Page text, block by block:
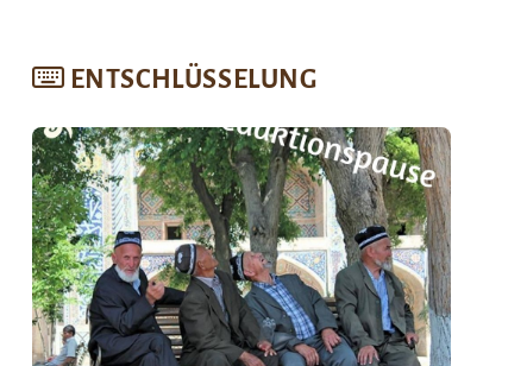
ENTSCHLÜSSELUNG